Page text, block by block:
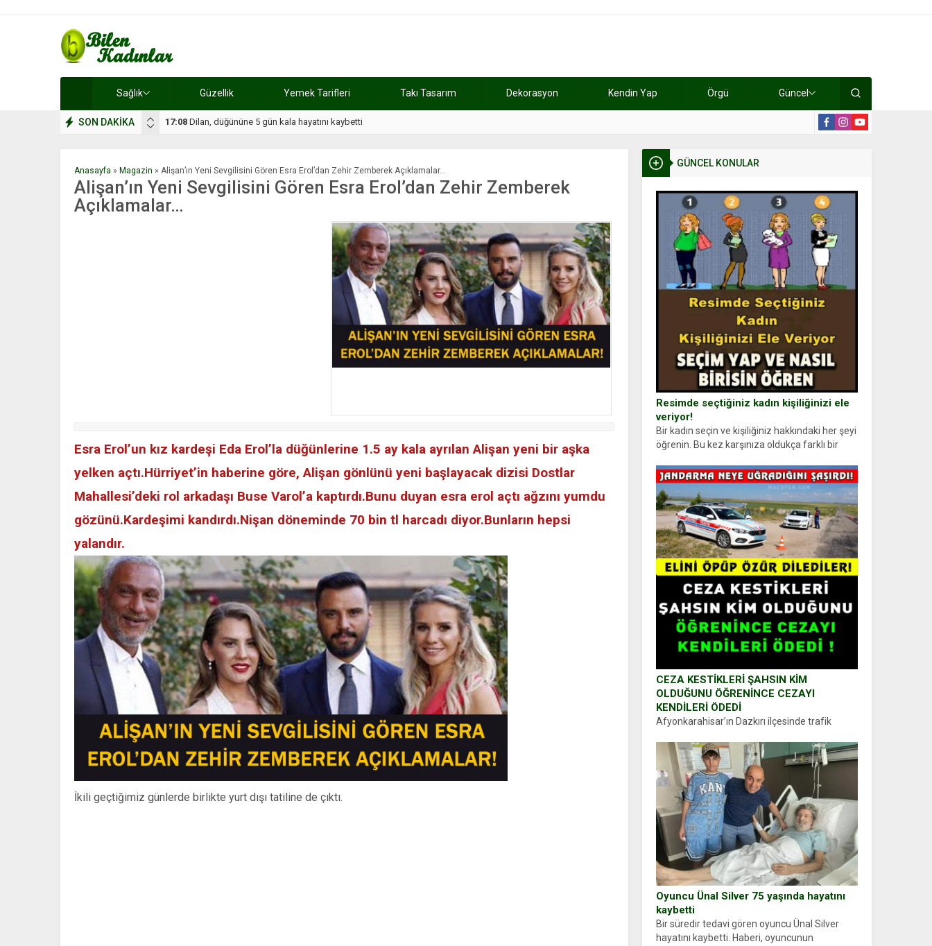
Sağlık Güzellik Yemek Tarifleri Takı Tasarım Dekorasyon Kendin Yap Örgü Güncel
SON DAKİKA 17:08 Dilan, düğününe 5 gün kala hayatını kaybetti
GÜNCEL KONULAR
Resimde seçtiğiniz kadın kişiliğinizi ele
veriyor!
Bir kadın seçin ve kişiliğiniz hakkındaki her şeyi
öğrenin. Bu kez karşınıza oldukça farklı bir
kadın figürlerinden dikkatinizi en...
CEZA KESTİKLERİ ŞAHSIN KİM
OLDUĞUNU ÖĞRENİNCE CEZAYI
KENDİLERİ ÖDEDİ
Afyonkarahisar’ın Dazkırı ilçesinde trafik
durdurdukları bir otomobilin sürücüsünden
ehliyet ve ruhsat sorup belgelerini istedi.
Sürücü Abdurrahman Ö.nün verdiği evraklarda
eksik olduğunu...
Oyuncu Ünal Silver 75 yaşında hayatını
kaybetti
Bir süredir tedavi gören oyuncu Ünal Silver
hayatını kaybetti. Haberi, oyuncunun
Anasayfa » Magazin » Alişan’ın Yeni Sevgilisini Gören Esra Erol’dan Zehir Zemberek Açıklamalar…
Alişan’ın Yeni Sevgilisini Gören Esra Erol’dan Zehir Zemberek
Açıklamalar…
Esra Erol’un kız kardeşi Eda Erol’la düğünlerine 1.5 ay kala ayrılan Alişan yeni bir aşka
yelken açtı.Hürriyet’in haberine göre, Alişan gönlünü yeni başlayacak dizisi Dostlar
Mahallesi’deki rol arkadaşı Buse Varol’a kaptırdı.Bunu duyan esra erol açtı ağzını yumdu
gözünü.Kardeşimi kandırdı.Nişan döneminde 70 bin tl harcadı diyor.Bunların hepsi
yalandır.
İkili geçtiğimiz günlerde birlikte yurt dışı tatiline de çıktı.